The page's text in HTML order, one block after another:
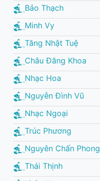
Bảo Thạch
Minh Vy
Tăng Nhật Tuệ
Châu Đăng Khoa
Nhạc Hoa
Nguyễn Đình Vũ
Nhạc Ngoại
Trúc Phương
Nguyên Chấn Phong
Thái Thịnh